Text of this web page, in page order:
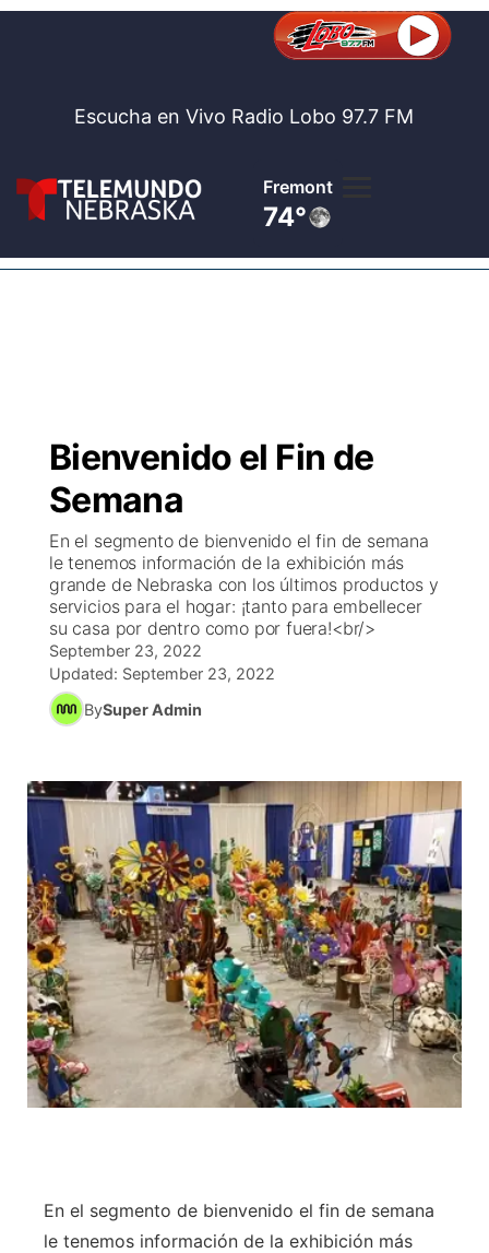
Escucha en Vivo Radio Lobo 97.7 FM
Fremont
74°
El
Bienvenido el Fin de
Semana
En el segmento de bienvenido el fin de semana
le tenemos información de la exhibición más
grande de Nebraska con los últimos productos y
servicios para el hogar: ¡tanto para embellecer
su casa por dentro como por fuera!<br/>
September 23, 2022
Updated: September 23, 2022
BySuper Admin
En el segmento de bienvenido el fin de semana
le tenemos información de la exhibición más